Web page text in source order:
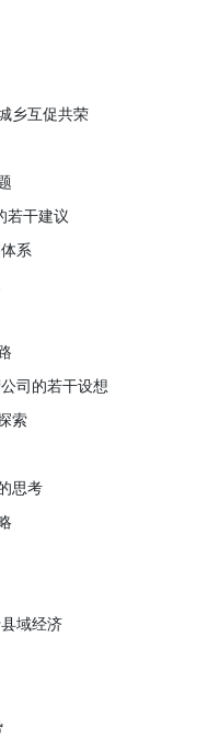
乡互促共荣
若干建议
系
司的若干设想
索
思考
域经济